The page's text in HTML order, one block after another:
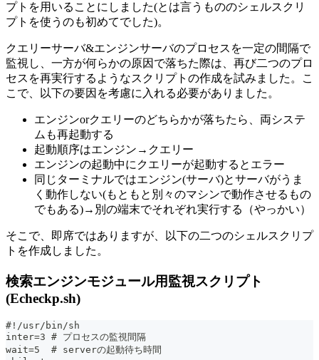
プトを用いることにしました(とは言うもののシェルスクリ
プトを使うのも初めてでした)。
クエリーサーバ&エンジンサーバのプロセスを一定の間隔で
監視し、一方が何らかの原因で落ちた際は、再び二つのプロ
セスを再実行するようなスクリプトの作成を試みました。こ
こで、以下の要因を考慮に入れる必要がありました。
エンジンorクエリーのどちらかが落ちたら、両システ
ムも再起動する
起動順序はエンジン→クエリー
エンジンの起動中にクエリーが起動するとエラー
同じターミナルではエンジン(サーバ)とサーバがうま
く動作しない(もともと別々のマシンで動作させるもの
でもある)→別の端末でそれぞれ実行する（やっかい）
そこで、即席ではありますが、以下の二つのシェルスクリプ
トを作成しました。
検索エンジンモジュール用監視スクリプト
(Echeckp.sh)
#!/usr/bin/sh
inter=3 # プロセスの監視間隔
wait=5  # serverの起動待ち時間